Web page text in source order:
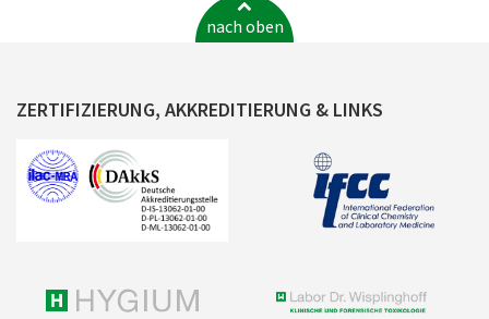
nach oben
ZERTIFIZIERUNG, AKKREDITIERUNG & LINKS